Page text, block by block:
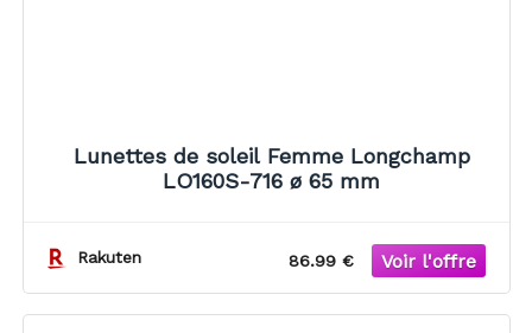
Lunettes de soleil Femme Longchamp
LO160S-716 ø 65 mm
Rakuten 86.99 €